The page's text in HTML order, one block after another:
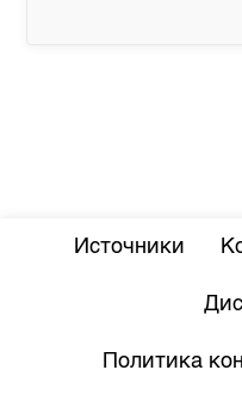
Источники
Политика